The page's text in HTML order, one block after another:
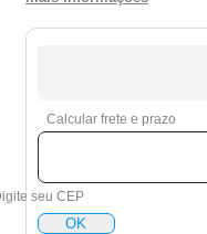
Calcular frete e prazo
seu CEP
OK